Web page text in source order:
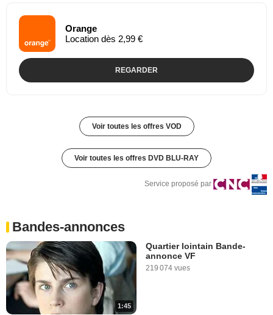
Orange
Location dès 2,99 €
REGARDER
Voir toutes les offres VOD
Voir toutes les offres DVD BLU-RAY
Service proposé par
Bandes-annonces
1:45
Quartier lointain Bande-
annonce VF
219 074 vues